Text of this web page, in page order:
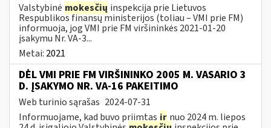
Valstybinė mokesčių inspekcija prie Lietuvos
Respublikos finansų ministerijos (toliau – VMI prie FM)
informuoja, jog VMI prie FM viršininkės 2021-01-20
įsakymu Nr. VA-3...
Metai: 2021
DĖL VMI PRIE FM VIRŠININKO 2005 M. VASARIO 3
D. ĮSAKYMO NR. VA-16 PAKEITIMO
Web turinio sąrašas 2024-07-31
Informuojame, kad buvo priimtas ir nuo 2024 m. liepos